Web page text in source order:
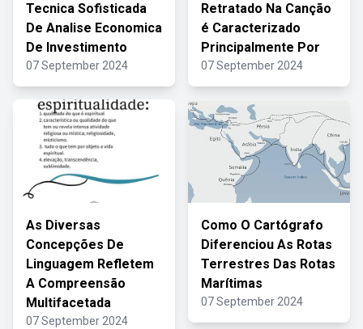
Tecnica Sofisticada
De Analise Economica
De Investimento
07 September 2024
Retratado Na Canção
é Caracterizado
Principalmente Por
07 September 2024
As Diversas
Concepções De
Linguagem Refletem
A Compreensão
Multifacetada
07 September 2024
Como O Cartógrafo
Diferenciou As Rotas
Terrestres Das Rotas
Marítimas
07 September 2024